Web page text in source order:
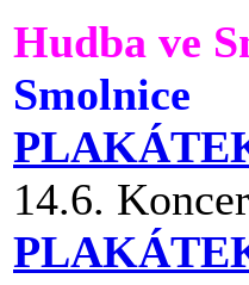
Hudba ve
Smolnice
14.6.